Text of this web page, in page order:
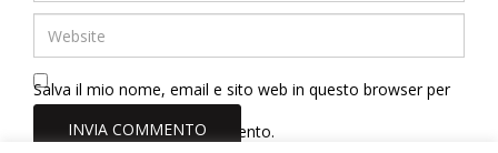
Salva il mio nome, email e sito web in questo browser per
la prossima volta che commento.